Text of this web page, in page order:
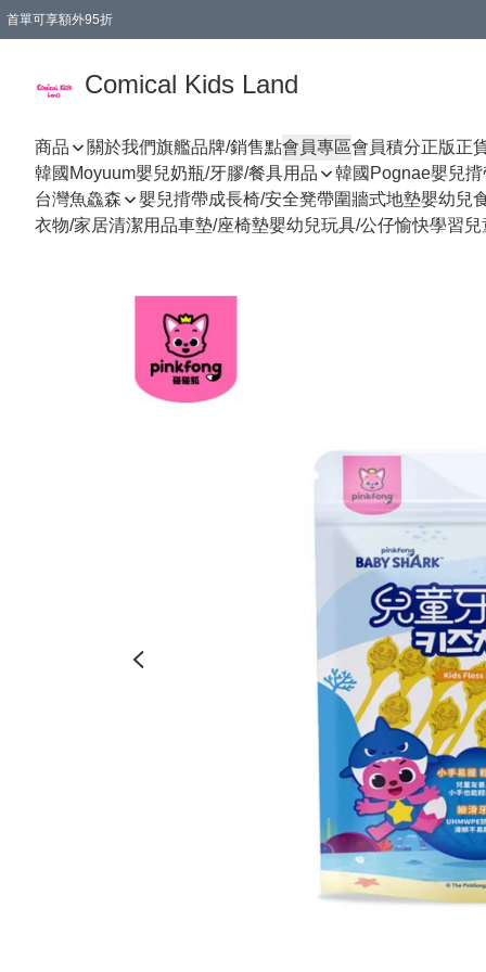
首單可享額外95折
Comical Kids Land
商品 關於我們旗艦品牌/銷售點會員專區會員積分正版正
韓國Moyuum嬰兒奶瓶/牙膠/餐具用品
韓國Pognae嬰兒揹
台灣魚鱻森
嬰兒揹帶成長椅/安全凳帶圍牆式地墊嬰幼兒
衣物/家居清潔用品車墊/座椅墊嬰幼兒玩具/公仔愉快學習